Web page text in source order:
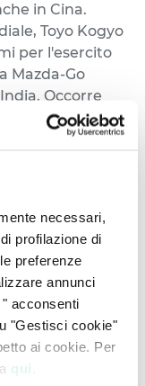
necessari,
profilazione di
preferenze
annunci
acconsenti
"Gestisci cookie"
ai cookie. Per
qui.
in Cina.
Toyo Kogyo
per l'esercito
Mazda-Go
Occorre
alla
un
Coupé:
Carol 600,
introdotta nel
La storia
di Ford: nel
l’azienda
americano un
maggio 2015,